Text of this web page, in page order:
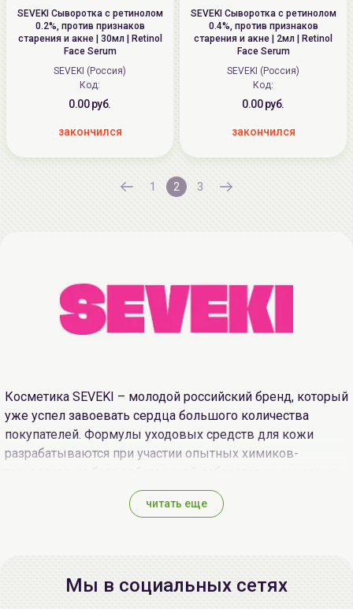
SEVEKI Сыворотка с ретинолом
0.2%, против признаков
старения и акне | 30мл | Retinol
Face Serum
SEVEKI (Россия)
Код:
0.00 руб.
закончился
SEVEKI Сыворотка с ретинолом
0.4%, против признаков
старения и акне | 2мл | Retinol
Face Serum
SEVEKI (Россия)
Код:
0.00 руб.
закончился
1 2 3
Косметика SEVEKI – молодой российский бренд, который
уже успел завоевать сердца большого количества
покупателей. Формулы уходовых средств для кожи
разрабатываются при участии опытных химиков-
Продукция отличается высоким качеством компонентов
и эффективными составами для решения разных задач
простота состава;
удобство использования;
читать еще
Мы в социальных сетях